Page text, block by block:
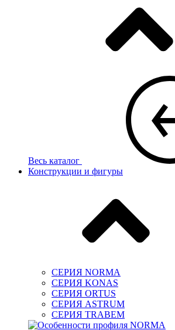
Весь каталог
Конструкции и фигуры
СЕРИЯ NORMA
СЕРИЯ KONAS
СЕРИЯ ORTUS
СЕРИЯ ASTRUM
СЕРИЯ TRABEM